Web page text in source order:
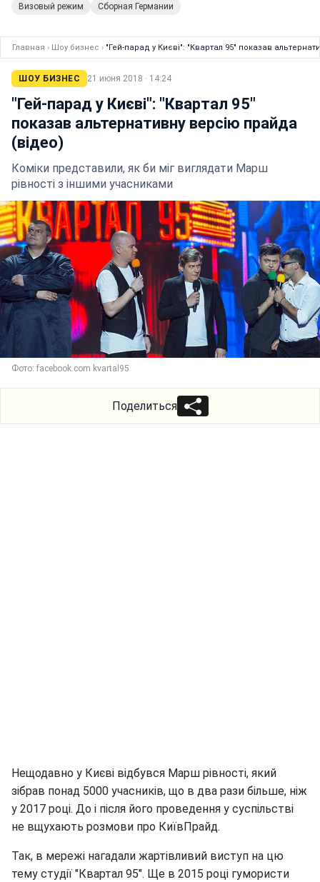
Визовый режим Сборная Германии
Главная › Шоу бизнес › "Гей-парад у Києві": "Квартал 95" показав
ШОУ БИЗНЕС 21 июня 2018 · 14:24
"Гей-парад у Києві": "Квартал 95"
показав альтернативну версію прайда
(відео)
Коміки представили, як би міг виглядати Марш
рівності з іншими учасниками
Фото: facebook.com kvartal95
Поделиться
Нещодавно у Києві відбувся Марш рівності, який
зібрав понад 5000 учасників, що в два рази більше, ніж
у 2017 році. До і після його проведення у суспільстві
не вщухають розмови про КиївПрайд.
Так, в мережі нагадали жартівливий виступ на цю
тему студії "Квартал 95". Ще в 2015 році гумористи